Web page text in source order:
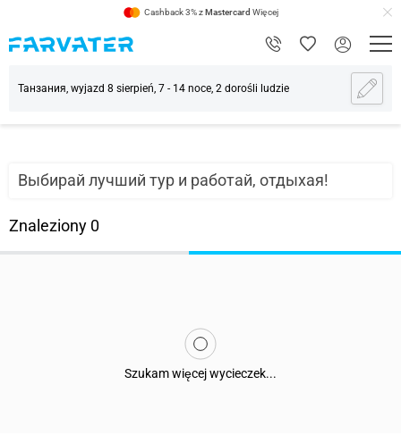
Cashback 3% zMastercard Więcej
Танзания, wyjazd 8 sierpień, 7 - 14 noce, 2 dorośli ludzie
Выбирай лучший тур и работай, отдыхая!
Znaleziony 0
Szukam więcej wycieczek...